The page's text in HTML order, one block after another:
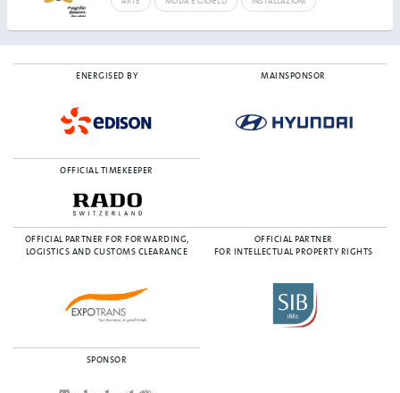
ENERGISED BY MAINSPONSOR
OFFICIAL TIMEKEEPER
OFFICIAL PARTNER FOR FORWARDING,
LOGISTICS AND CUSTOMS CLEARANCE
OFFICIAL PARTNER
FOR INTELLECTUAL PROPERTY RIGHTS
SPONSOR